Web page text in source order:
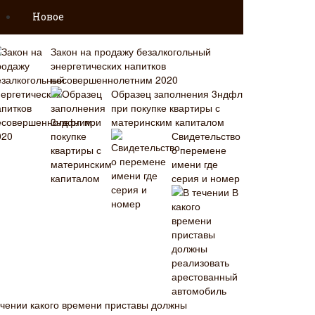
Новое
Закон на продажу безалкогольный
энергетических напитков
несовершеннолетним 2020
Образец заполнения 3ндфл
при покупке квартиры с
материнским капиталом
Свидетельство
о перемене
имени где
серия и номер
В
какого времени приставы должны